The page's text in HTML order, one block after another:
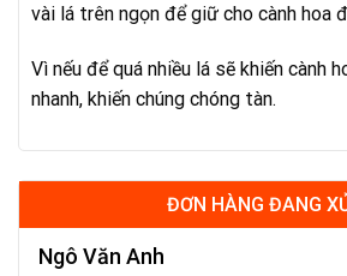
vài lá trên ngọn để giữ cho cành hoa
Vì nếu để quá nhiều lá sẽ khiến cành
nhanh, khiến chúng chóng tàn.
ĐƠN HÀNG ĐANG
Ngô Văn Anh